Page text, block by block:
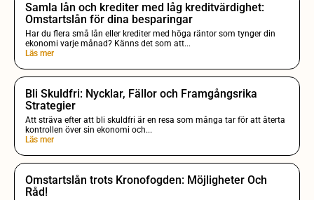
Samla lån och krediter med låg kreditvärdighet:
Omstartslån för dina besparingar
Har du flera små lån eller krediter med höga räntor som tynger din
ekonomi varje månad? Känns det som att...
Läs mer
Bli Skuldfri: Nycklar, Fällor och Framgångsrika
Strategier
Att sträva efter att bli skuldfri är en resa som många tar för att återta
kontrollen över sin ekonomi och...
Läs mer
Omstartslån trots Kronofogden: Möjligheter Och
Råd!